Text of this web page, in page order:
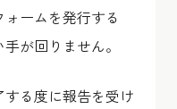
ームを発行する
が回りません。
る度に報告を受け